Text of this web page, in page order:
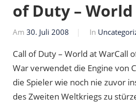
of Duty –
Am 30. Juli 2008
Von
In
Call of Duty – World at WarCall
War verwendet die Engine von
die Spieler wie noch nie zuvor
des Zweiten Weltkriegs zu